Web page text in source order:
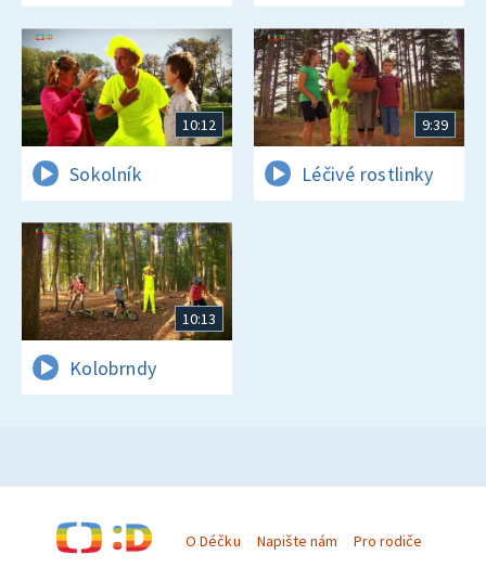
10:12
Sokolník
9:39
Léčivé rostlinky
10:13
Kolobrndy
O Déčku Napište nám Pro rodiče